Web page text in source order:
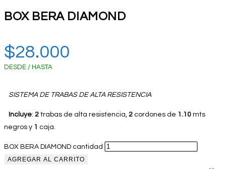
BOX BERA DIAMOND
$28.000
DESDE / HASTA
SISTEMA DE TRABAS DE ALTA RESISTENCIA
Incluye: 2 trabas de alta resistencia, 2 cordones de 1.10 mts
negros y 1 caja.
BOX BERA DIAMOND cantidad
AGREGAR AL CARRITO